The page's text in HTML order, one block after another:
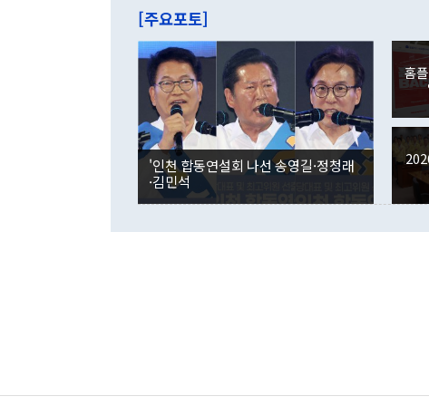
이 9월 러시아
며 "정부 차원에
은 "그것은 외교
잘랐다. 정 장관
않았다는 점에
사합의 복원, 4
권이라는 지적이
뒤 "여기 업무보
부의 한 소식통
를 거쳐 결정
련 부처 장관이
하고 대통령의
이나 미국은 북
였던 올해 3월
인의 해외투자
각각 증가했다.
국인의 국내 주
감소하며 전월(-
경신했다. 외국
분기 말 만기도
다. 내국인의 해
다.
[주요포토]
'인천 합동연설회 나선 송영길·정청래
·김민석
홈